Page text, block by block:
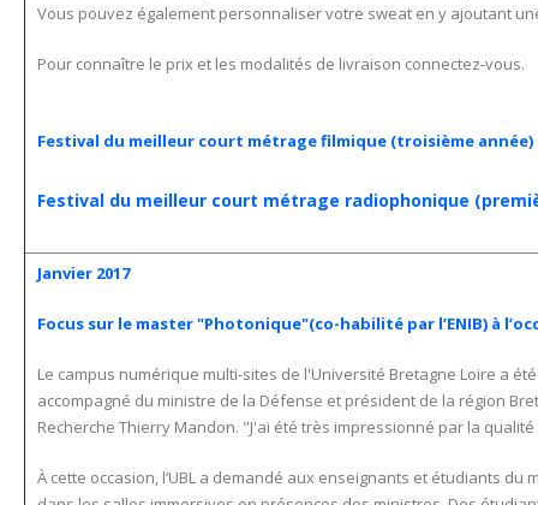
Vous pouvez également personnaliser votre sweat en y ajoutant
Pour connaître le prix et les modalités de livraison connectez-vous.
Festival du meilleur court métrage filmique (troisième année)
Festival du meilleur court métrage radiophonique
Janvier 2017
Focus sur le master "Photonique"(co-habilité par l’ENIB) à
Le campus numérique multi-sites de l'Université Bretagne Loire a
accompagné du ministre de la Défense et président de la région
Recherche Thierry Mandon. "J'ai été très impressionné par la
À cette occasion, l’UBL a demandé aux enseignants et étudiants